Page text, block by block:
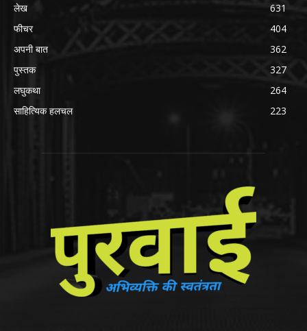
लेख
631
फीचर
404
अपनी बात
362
पुस्तक
327
लघुकथा
264
साहित्यिक हलचल
223